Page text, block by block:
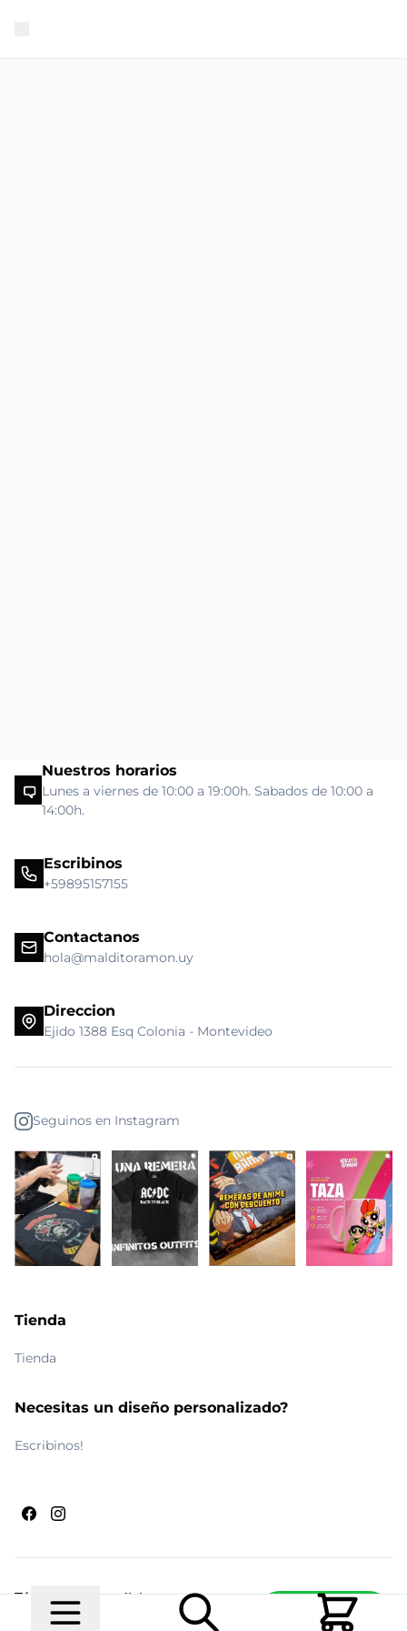
Escribinos
Nuestros horarios
Lunes a viernes de 10:00 a 19:00h. Sabados de 10:00 a
14:00h.
Escribinos
+59895157155
Contactanos
hola@malditoramon.uy
Direccion
Ejido 1388 Esq Colonia - Montevideo
Seguinos en Instagram
Tienda
Tienda
Necesitas un diseño personalizado?
Escribinos!
© 2026 Maldito RamónRealizado por Ecwid de
Términos y condiciones